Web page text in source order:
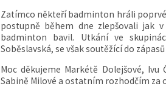
Zatímco někteří badminton hráli
postupně během dne zlepšovali jak
badminton bavil. Utkání ve
Soběslavská, se však soutěžící do
Moc děkujeme Markétě Dolejšové, Ivu
Sabině Milové a ostatním rozhodčím za